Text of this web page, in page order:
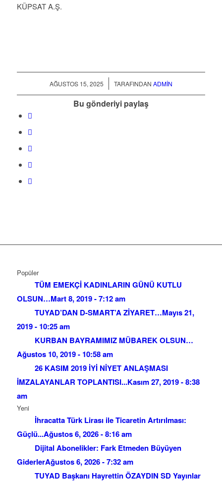
KÜPSAT A.Ş.
AĞUSTOS 15, 2025
/ TARAFINDAN ADMIN
Bu gönderiyi paylaş
Popüler
TÜM EMEKÇİ KADINLARIN GÜNÜ KUTLU
OLSUN…Mart 8, 2019 - 7:12 am
TUYAD’DAN D-SMART’A ZİYARET…Mayıs 21,
2019 - 10:25 am
KURBAN BAYRAMIMIZ MÜBAREK OLSUN…
Ağustos 10, 2019 - 10:58 am
26 KASIM 2019 İYİ NİYET ANLAŞMASI
İMZALAYANLAR TOPLANTISI...Kasım 27, 2019 - 8:38
am
Yeni
İhracatta Türk Lirası ile Ticaretin Artırılması:
Güçlü...Ağustos 6, 2026 - 8:16 am
Dijital Abonelikler: Fark Etmeden Büyüyen
GiderlerAğustos 6, 2026 - 7:32 am
TUYAD Başkanı Hayrettin ÖZAYDIN SD Yayınlar